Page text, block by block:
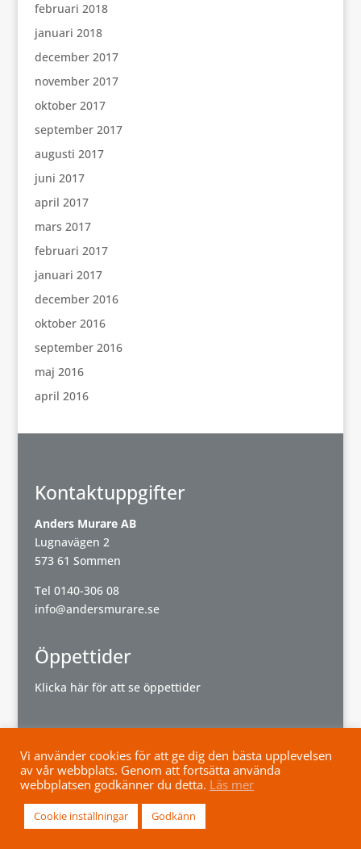
februari 2018
januari 2018
december 2017
november 2017
oktober 2017
september 2017
augusti 2017
juni 2017
april 2017
mars 2017
februari 2017
januari 2017
december 2016
oktober 2016
september 2016
maj 2016
april 2016
Kontaktuppgifter
Anders Murare AB
Lugnavägen 2
573 61 Sommen
Tel 0140-306 08
info@andersmurare.se
Öppettider
Klicka här för att se öppettider
Powered byWisest
Vi använder cookies för att ge dig den bästa upplevelsen
av vår webbplats. Genom att fortsätta använda
webbplatsen godkänner du detta. Läs mer
Cookie inställningar Godkänn